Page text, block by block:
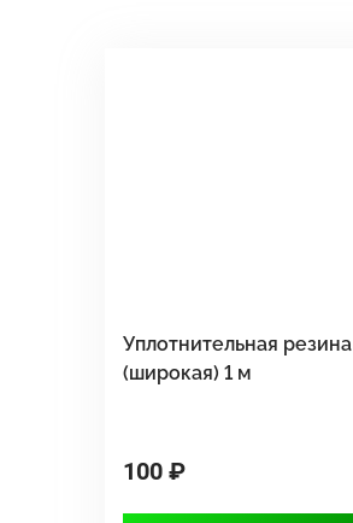
Уплотнительная резина
(широкая) 1 м
100 ₽